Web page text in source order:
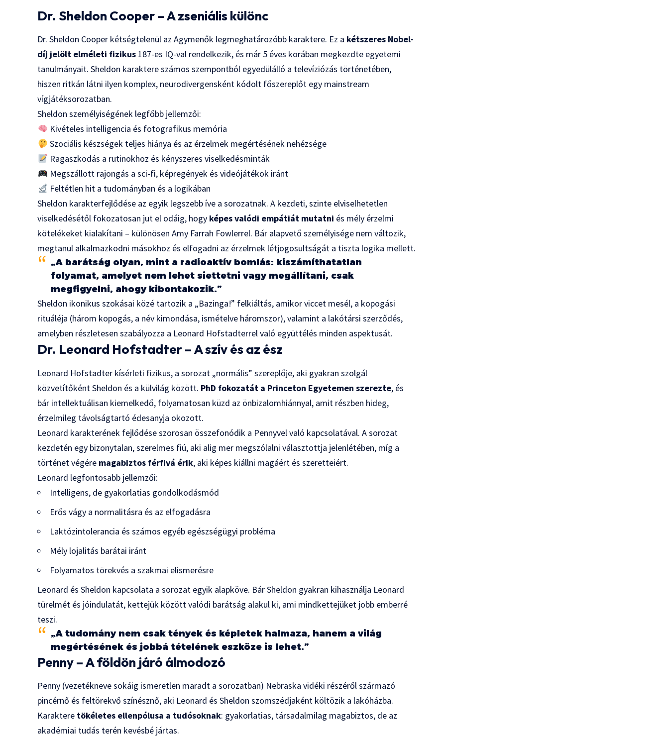
Dr. Sheldon Cooper – A zseniális különc
Dr. Sheldon Cooper kétségtelenül az Agymenők legmeghatározóbb karaktere. Ez a kétszeres Nobel-
díj jelölt elméleti fizikus 187-es IQ-val rendelkezik, és már 5 éves korában megkezdte egyetemi
tanulmányait. Sheldon karaktere számos szempontból egyedülálló a televíziózás történetében,
hiszen ritkán látni ilyen komplex, neurodivergensként kódolt főszereplőt egy mainstream
vígjátéksorozatban.
Sheldon személyiségének legfőbb jellemzői:
Kivételes intelligencia és fotografikus memória
Szociális készségek teljes hiánya és az érzelmek megértésének nehézsége
Ragaszkodás a rutinokhoz és kényszeres viselkedésminták
Megszállott rajongás a sci-fi, képregények és videójátékok iránt
Feltétlen hit a tudományban és a logikában
Sheldon karakterfejlődése az egyik legszebb íve a sorozatnak. A kezdeti, szinte elviselhetetlen
viselkedésétől fokozatosan jut el odáig, hogy képes valódi empátiát mutatni és mély érzelmi
kötelékeket kialakítani – különösen Amy Farrah Fowlerrel. Bár alapvető személyisége nem változik,
megtanul alkalmazkodni másokhoz és elfogadni az érzelmek létjogosultságát a tiszta logika mellett.
„A barátság olyan, mint a radioaktív bomlás: kiszámíthatatlan
folyamat, amelyet nem lehet siettetni vagy megállítani, csak
megfigyelni, ahogy kibontakozik.”
Sheldon ikonikus szokásai közé tartozik a „Bazinga!” felkiáltás, amikor viccet mesél, a kopogási
rituáléja (három kopogás, a név kimondása, ismételve háromszor), valamint a lakótársi szerződés,
amelyben részletesen szabályozza a Leonard Hofstadterrel való együttélés minden aspektusát.
Dr. Leonard Hofstadter – A szív és az ész
Leonard Hofstadter kísérleti fizikus, a sorozat „normális” szereplője, aki gyakran szolgál
közvetítőként Sheldon és a külvilág között. PhD fokozatát a Princeton Egyetemen szerezte, és
bár intellektuálisan kiemelkedő, folyamatosan küzd az önbizalomhiánnyal, amit részben hideg,
érzelmileg távolságtartó édesanyja okozott.
Leonard karakterének fejlődése szorosan összefonódik a Pennyvel való kapcsolatával. A sorozat
kezdetén egy bizonytalan, szerelmes fiú, aki alig mer megszólalni választottja jelenlétében, míg a
történet végére magabiztos férfivá érik, aki képes kiállni magáért és szeretteiért.
Leonard legfontosabb jellemzői:
Intelligens, de gyakorlatias gondolkodásmód
Erős vágy a normalitásra és az elfogadásra
Laktózintolerancia és számos egyéb egészségügyi probléma
Mély lojalitás barátai iránt
Folyamatos törekvés a szakmai elismerésre
Leonard és Sheldon kapcsolata a sorozat egyik alapköve. Bár Sheldon gyakran kihasználja Leonard
türelmét és jóindulatát, kettejük között valódi barátság alakul ki, ami mindkettejüket jobb emberré
teszi.
„A tudomány nem csak tények és képletek halmaza, hanem a világ
megértésének és jobbá tételének eszköze is lehet.”
Penny – A földön járó álmodozó
Penny (vezetékneve sokáig ismeretlen maradt a sorozatban) Nebraska vidéki részéről származó
pincérnő és feltörekvő színésznő, aki Leonard és Sheldon szomszédjaként költözik a lakóházba.
Karaktere tökéletes ellenpólusa a tudósoknak: gyakorlatias, társadalmilag magabiztos, de az
akadémiai tudás terén kevésbé jártas.